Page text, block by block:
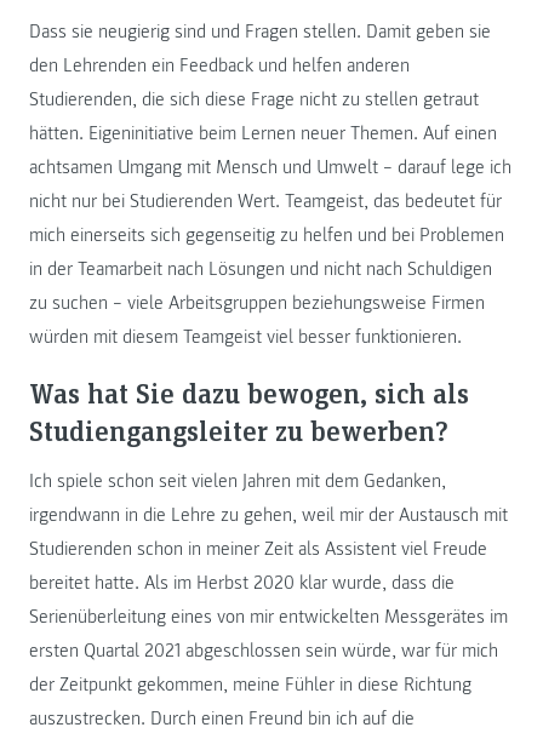
Dass sie neugierig sind und Fragen stellen. Damit geben sie
den Lehrenden ein Feedback und helfen anderen
Studierenden, die sich diese Frage nicht zu stellen getraut
hätten. Eigeninitiative beim Lernen neuer Themen. Auf einen
achtsamen Umgang mit Mensch und Umwelt – darauf lege ich
nicht nur bei Studierenden Wert. Teamgeist, das bedeutet für
mich einerseits sich gegenseitig zu helfen und bei Problemen
in der Teamarbeit nach Lösungen und nicht nach Schuldigen
zu suchen – viele Arbeitsgruppen beziehungsweise Firmen
würden mit diesem Teamgeist viel besser funktionieren.
Was hat Sie dazu bewogen, sich als
Studiengangsleiter zu bewerben?
Ich spiele schon seit vielen Jahren mit dem Gedanken,
irgendwann in die Lehre zu gehen, weil mir der Austausch mit
Studierenden schon in meiner Zeit als Assistent viel Freude
bereitet hatte. Als im Herbst 2020 klar wurde, dass die
Serienüberleitung eines von mir entwickelten Messgerätes im
ersten Quartal 2021 abgeschlossen sein würde, war für mich
der Zeitpunkt gekommen, meine Fühler in diese Richtung
auszustrecken. Durch einen Freund bin ich auf die